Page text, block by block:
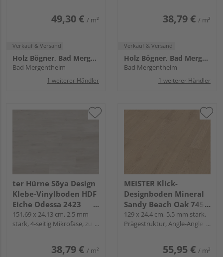
49,30 € / m²
Verkauf & Versand
Holz Bögner, Bad Mergentheim
Bad Mergentheim
1 weiterer Händler
38,79 € / m²
Verkauf & Versand
Holz Bögner, Bad Mergentheim
Bad Mergentheim
1 weiterer Händler
ter Hürne Sōya Design
Klebe-Vinylboden HDF
Eiche Odessa 2423
Landhausdiele - WOOD
EDITION
151,69 x 24,13 cm, 2,5 mm
stark, 4-seitig Mikrofase, zum
38,79 € / m²
MEISTER Klick-
Designboden Mineral
Sandy Beach Oak 7451
Landhausdiele -
MeisterDesign.
129 x 24,4 cm, 5,5 mm stark,
Prägestruktur, Angle-Angle /
55,95 € / m²